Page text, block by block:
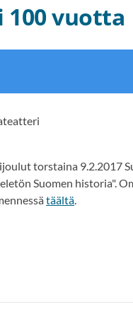
100 vuotta
torstaina 9.2.2017
Suomen historia".
täältä.